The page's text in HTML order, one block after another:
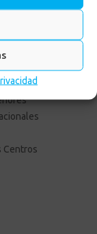
uso de Centros
Centros